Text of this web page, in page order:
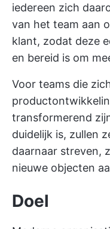
iedereen zich
van het team aan
klant, zodat deze
en bereid is om
Voor teams die
transformerend
duidelijk is, zullen
daarnaar streven,
nieuwe objecten
Doel